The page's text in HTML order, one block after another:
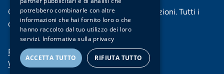
© 2025 Banca di Piacenza soc. coop. per azioni. Tutti i
diritti riservati.
Menu
di
Privacy e Cookie policy
Whistleblowing
potrebbero combinarle con altre
informazioni che hai fornito loro o che
hanno raccolto dal tuo utilizzo dei loro
servizi. Informativa sulla privacy
ACCETTA TUTTO RIFIUTA TUTTO